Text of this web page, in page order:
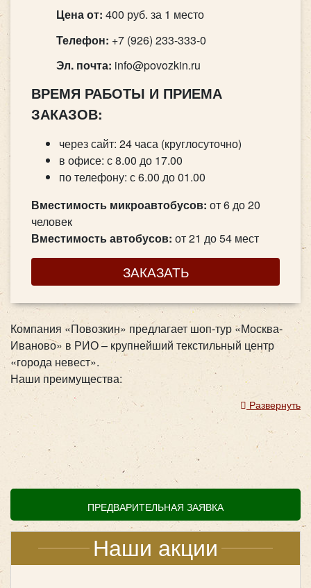
ПРЕДВАРИТЕЛЬНАЯ ЗАЯВКА
Наши акции
Цена от: 400 руб. за 1 место
Телефон: +7 (926) 233-333-0
Эл. почта: info@povozkin.ru
ВРЕМЯ РАБОТЫ И ПРИЕМА
ЗАКАЗОВ:
через сайт: 24 часа (круглосуточно)
в офисе: с 8.00 до 17.00
по телефону: с 6.00 до 01.00
Вместимость микроавтобусов: от 6 до 20
человек
Вместимость автобусов: от 21 до 54 мест
ЗАКАЗАТЬ
Компания «Повозкин» предлагает шоп-тур «Москва-
Иваново» в РИО – крупнейший текстильный центр
«города невест».
Наши преимущества:
Наши автобусы оборудованы новейшими
технологиями, позволяющими обеспечить вам
высокий уровень удобства и комфорта во время
поездки;
Мы осуществляем трансфер пассажиров
безопасно и по приемлемым ценам;
Компания «ПовозкинЪ» проводит пассажирские
перевозки исключительно на новых автобусах;
Пунктуальность и ответственность водителей.
Шоп-тур в РИО позволит вам сделать удачные покупки
Развернуть